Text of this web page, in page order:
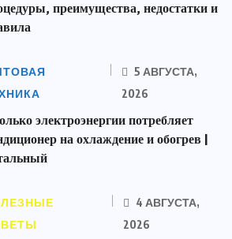
преимущества, недостатки и
5 АВГУСТА,
2026
электроэнергии потребляет
на охлаждение и обогрев |
4 АВГУСТА,
2026